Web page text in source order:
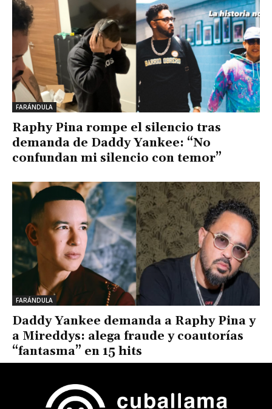
FARÁNDULA
Raphy Pina rompe el silencio tras
demanda de Daddy Yankee: “No
confundan mi silencio con temor”
FARÁNDULA
Daddy Yankee demanda a Raphy Pina y
a Mireddys: alega fraude y coautorías
“fantasma” en 15 hits